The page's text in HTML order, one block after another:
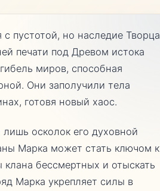
пустотой, но наследие Творца
печати под Древом истока
миров, способная
Они заполучили тела
готовя новый хаос.
лишь осколок его духовной
Марка может стать ключом к
бессмертных и отыскать
Марка укрепляет силы в